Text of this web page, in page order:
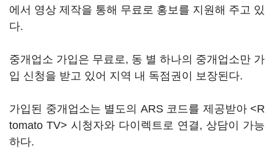
에서 영상 제작을 통해 무료로 홍보를 지원해 주고 있
다.
중개업소 가입은 무료로, 동 별 하나의 중개업소만 가
입 신청을 받고 있어 지역 내 독점권이 보장된다.
가입된 중개업소는 별도의 ARS 코드를 제공받아 <R
tomato TV> 시청자와 다이렉트로 연결, 상담이 가능
하다.